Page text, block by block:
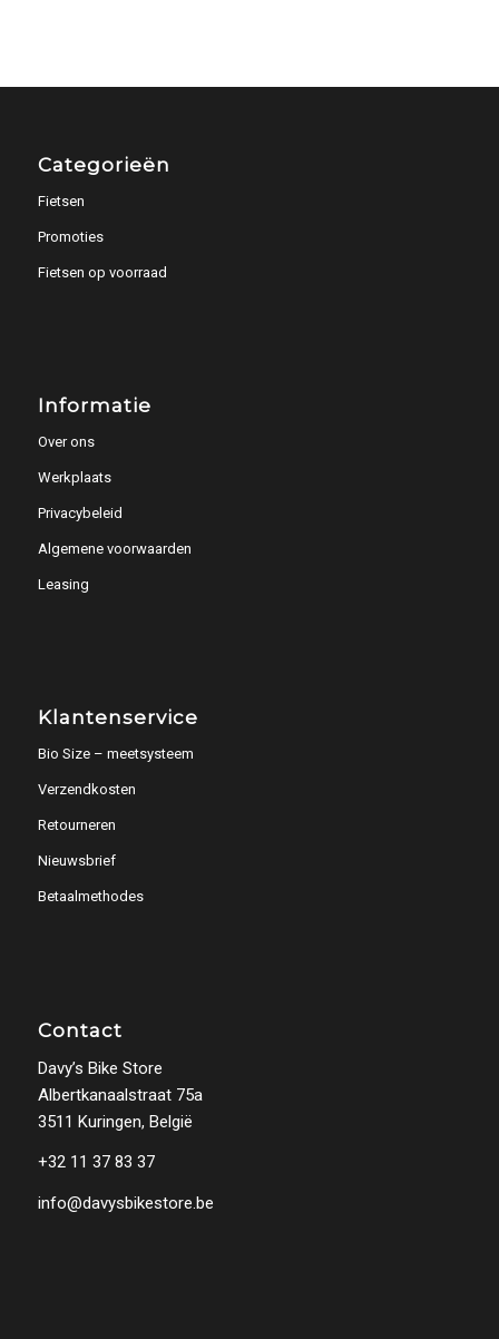
Categorieën
Fietsen
Promoties
Fietsen op voorraad
Informatie
Over ons
Werkplaats
Privacybeleid
Algemene voorwaarden
Leasing
Klantenservice
Bio Size – meetsysteem
Verzendkosten
Retourneren
Nieuwsbrief
Betaalmethodes
Contact
Davy’s Bike Store
Albertkanaalstraat 75a
3511 Kuringen, België
+32 11 37 83 37
info@davysbikestore.be